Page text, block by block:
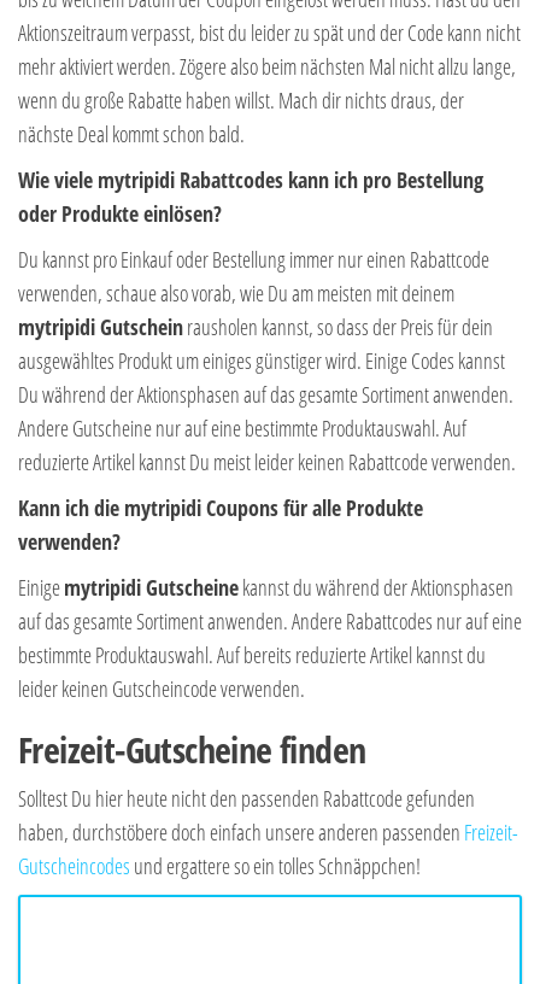
Aktionszeitraum verpasst, bist du leider zu spät und der Code kann nicht
mehr aktiviert werden. Zögere also beim nächsten Mal nicht allzu lange,
wenn du große Rabatte haben willst. Mach dir nichts draus, der
nächste Deal kommt schon bald.
Wie viele mytripidi Rabattcodes kann ich pro Bestellung
oder Produkte einlösen?
Du kannst pro Einkauf oder Bestellung immer nur einen Rabattcode
verwenden, schaue also vorab, wie Du am meisten mit deinem
mytripidi Gutscheinrausholen kannst, so dass der Preis für dein
ausgewähltes Produkt um einiges günstiger wird. Einige Codes kannst
Du während der Aktionsphasen auf das gesamte Sortiment anwenden.
Andere Gutscheine nur auf eine bestimmte Produktauswahl. Auf
reduzierte Artikel kannst Du meist leider keinen Rabattcode verwenden.
Kann ich die mytripidi Coupons für alle Produkte
verwenden?
Einigemytripidi Gutscheinekannst du während der Aktionsphasen
auf das gesamte Sortiment anwenden. Andere Rabattcodes nur auf eine
bestimmte Produktauswahl. Auf bereits reduzierte Artikel kannst du
leider keinen Gutscheincode verwenden.
Freizeit-Gutscheine finden
Solltest Du hier heute nicht den passenden Rabattcode gefunden
haben, durchstöbere doch einfach unsere anderen passenden Freizeit-
Gutscheincodes und ergattere so ein tolles Schnäppchen!